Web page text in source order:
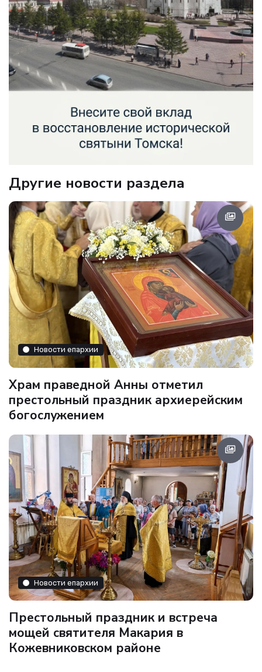
Другие новости раздела
Новости епархии
Храм праведной Анны отметил
престольный праздник архиерейским
богослужением
Новости епархии
Престольный праздник и встреча
мощей святителя Макария в
Кожевниковском районе